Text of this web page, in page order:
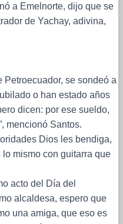
a Emelnorte, dijo que se
de Yachay, adivina,
Petroecuador, se sondeó a
o han estado años
dicen: por ese sueldo,
mencionó Santos.
Dios les bendiga,
mismo con guitarra que
acto del Día del
alcaldesa, espero que
una amiga, que eso es